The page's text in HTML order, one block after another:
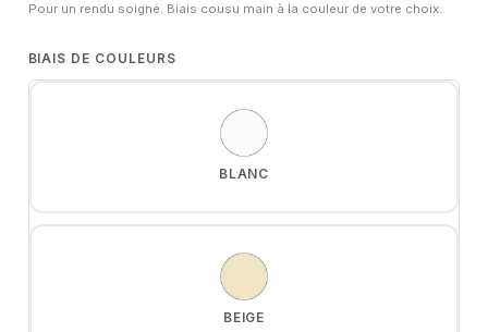
Pour un rendu soigné. Biais cousu main à la couleur de votre choix.
BIAIS DE COULEURS
BLANC
BEIGE